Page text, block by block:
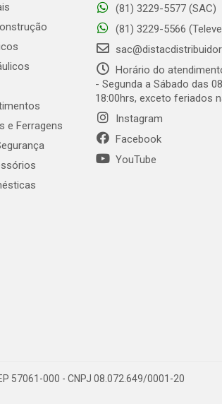
e Ferragens
(81) 3229-5577 (SAC)
(81) 3229-5566
Horário do
- Segunda a Sábado das
18:00hrs, exceto feriados
Instagram
Facebook
YouTube
57061-000 - CNPJ 08.072.649/0001-20